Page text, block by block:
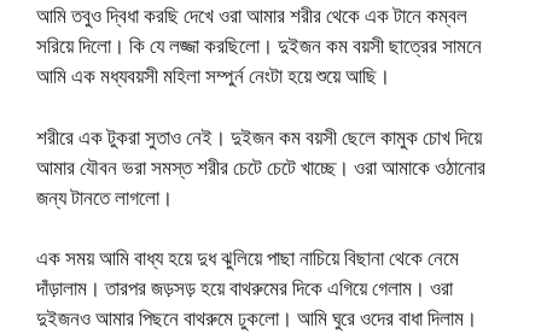
আমি তবুও দ্বিধা করছি দেখে ওরা আমার শরীর থেকে এক টানে কম্বল
সরিয়ে দিলো। কি যে লজ্জা করছিলো। দুইজন কম বয়সী ছাত্রের সামনে
আমি এক মধ্যবয়সী মহিলা সম্পুর্ন নেংটা হয়ে শুয়ে আছি।
শরীরে এক টুকরা সুতাও নেই। দুইজন কম বয়সী ছেলে কামুক চোখ দিয়ে
আমার যৌবন ভরা সমস্ত শরীর চেটে চেটে খাচ্ছে। ওরা আমাকে ওঠানোর
জন্য টানতে লাগলো।
এক সময় আমি বাধ্য হয়ে দুধ ঝুলিয়ে পাছা নাচিয়ে বিছানা থেকে নেমে
দাঁড়ালাম। তারপর জড়সড় হয়ে বাথরুমের দিকে এগিয়ে গেলাম। ওরা
দুইজনও আমার পিছনে বাথরুমে ঢুকলো। আমি ঘুরে ওদের বাধা দিলাম।